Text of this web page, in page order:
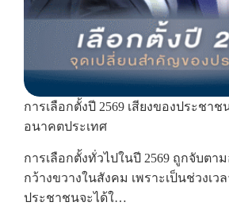
การเลือกตั้งปี 2569 เสียงของประชา
อนาคตประเทศ
การเลือกตั้งทั่วไปในปี 2569 ถูกจับตา
กว้างขวางในสังคม เพราะเป็นช่วงเ
ประชาชนจะได้ใ…